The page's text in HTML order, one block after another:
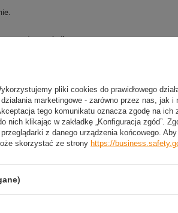
z motywem bajkowym.
2 LETNIA GWARANCJA PRODUCENTA
2 Letnia Gwarancja Producenta
pomocy? Masz pytania?
najciekawsze pytania i odpowiedzi
publikując dla innych.
pliki cookies do prawidłowego
marketingowe - zarówno przez nas, jak
tego komunikatu oznacza zgodę na ich
nich klikając w zakładkę „Konfiguracja zgód”.
z danego urządzenia końcowego.
skorzystać ze strony https://